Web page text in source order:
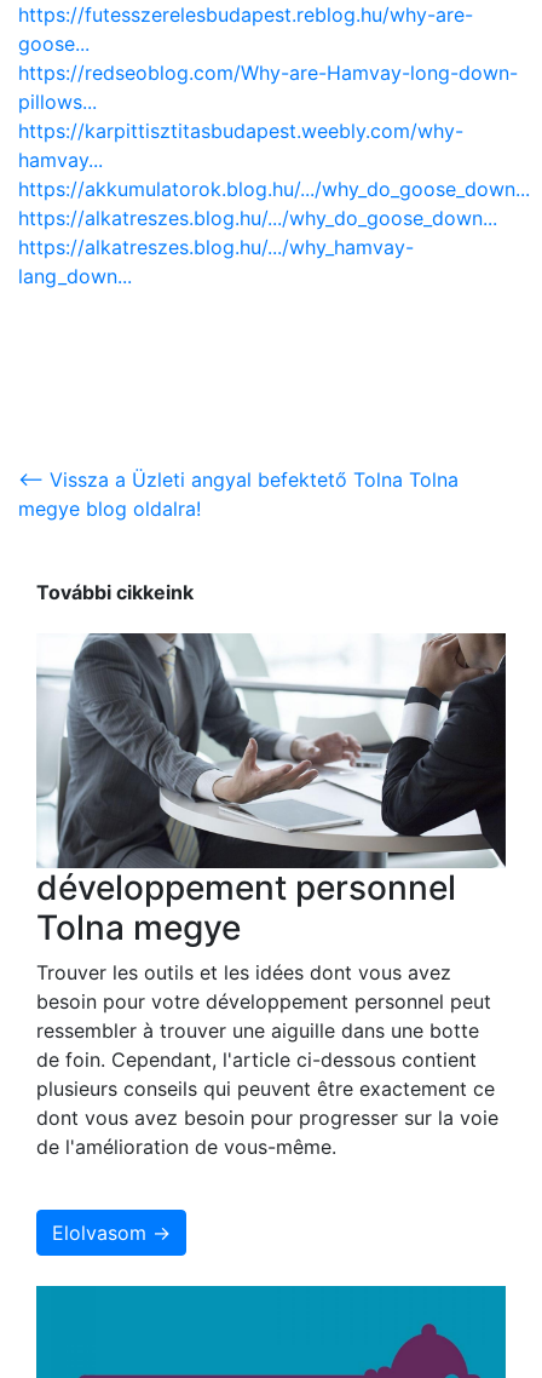
https://futesszerelesbudapest.reblog.hu/why-are-
goose...
https://redseoblog.com/Why-are-Hamvay-long-down-
pillows...
https://karpittisztitasbudapest.weebly.com/why-
hamvay...
https://akkumulatorok.blog.hu/.../why_do_goose_down...
https://alkatreszes.blog.hu/.../why_do_goose_down...
https://alkatreszes.blog.hu/.../why_hamvay-
lang_down...
<-- Vissza a Üzleti angyal befektető Tolna Tolna
megye blog oldalra!
További cikkeink
développement personnel
Tolna megye
Trouver les outils et les idées dont vous avez
besoin pour votre développement personnel peut
ressembler à trouver une aiguille dans une botte
de foin. Cependant, l'article ci-dessous contient
plusieurs conseils qui peuvent être exactement ce
dont vous avez besoin pour progresser sur la voie
de l'amélioration de vous-même.
Elolvasom →